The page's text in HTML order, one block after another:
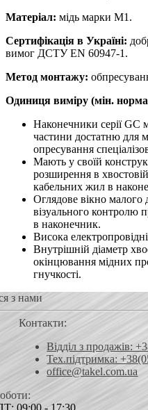
Матеріал: мідь марки М1.
Сертифікація в Україні:
вимог ДСТУ EN 60947-1.
Метод монтажу:
Одиниця виміру (мін.
Наконечники серії GC
частини достатню для
опресування
Мають у своїй
розширення в
кабельних жил в
Оглядове вікно малого
візуального контролю
в наконечник.
Висока
Внутрішній діаметр
окінцювання мідних
гнучкості.
з нами
Контакти:
Відділ з продажів:
Тех.підтримка:
office@takel.com.ua
09:00 - 17:30